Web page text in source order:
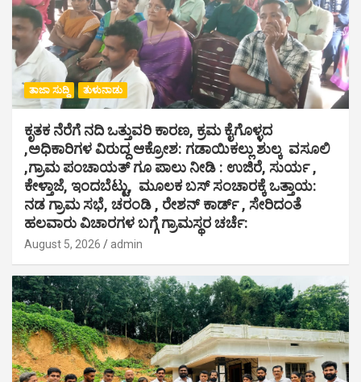
ತಾಜಾ ಸುದ್ದಿ ತುಳುನಾಡು
ಕೃತಕ ನೆರೆಗೆ ನದಿ ಒತ್ತುವರಿ ಕಾರಣ, ಕ್ರಮ ಕೈಗೊಳ್ಳದ
,ಅಧಿಕಾರಿಗಳ ವಿರುದ್ದ ಆಕ್ರೋಶ: ಗಡಾಯಿಕಲ್ಲು ಶುಲ್ಕ ವಸೂಲಿ
,ಗ್ರಾಮ ಪಂಚಾಯತ್ ಗೂ ಪಾಲು ನೀಡಿ : ಉಜಿರೆ, ಸುರ್ಯ ,
ಕೇಳ್ತಾಜೆ, ಇಂದಬೆಟ್ಟು, ಮೂಲಕ ಬಸ್ ಸಂಚಾರಕ್ಕೆ ಒತ್ತಾಯ:
ನಡ ಗ್ರಾಮ ಸಭೆ, ಚರಂಡಿ , ರೇಶನ್ ಕಾರ್ಡ್ , ಸೇರಿದಂತೆ
ಹಲವಾರು ವಿಚಾರಗಳ ಬಗ್ಗೆ ಗ್ರಾಮಸ್ಥರ ಚರ್ಚೆ:
August 5, 2026 admin